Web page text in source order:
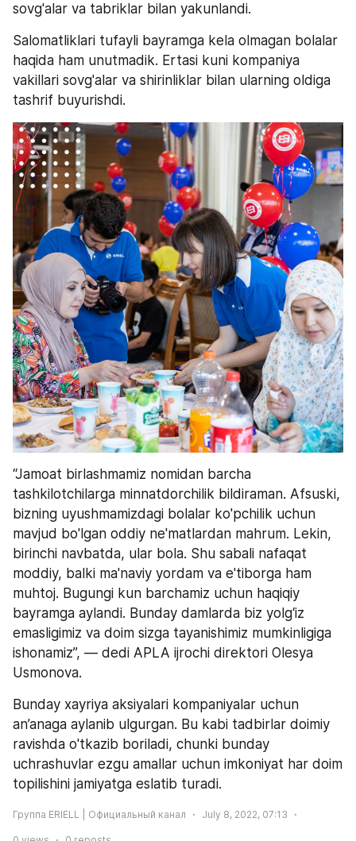
sovg'alar va tabriklar bilan yakunlandi.
Salomatliklari tufayli bayramga kela olmagan bolalar
haqida ham unutmadik. Ertasi kuni kompaniya
vakillari sovg'alar va shirinliklar bilan ularning oldiga
tashrif buyurishdi.
“Jamoat birlashmamiz nomidan barcha
tashkilotchilarga minnatdorchilik bildiraman. Afsuski,
bizning uyushmamizdagi bolalar ko'pchilik uchun
mavjud bo'lgan oddiy ne'matlardan mahrum. Lekin,
birinchi navbatda, ular bola. Shu sabali nafaqat
moddiy, balki ma'naviy yordam va e'tiborga ham
muhtoj. Bugungi kun barchamiz uchun haqiqiy
bayramga aylandi. Bunday damlarda biz yolg‘iz
emasligimiz va doim sizga tayanishimiz mumkinligiga
ishonamiz”, — dedi APLA ijrochi direktori Olesya
Usmonova.
Bunday xayriya aksiyalari kompaniyalar uchun
an’anaga aylanib ulgurgan. Bu kabi tadbirlar doimiy
ravishda o'tkazib boriladi, chunki bunday
uchrashuvlar ezgu amallar uchun imkoniyat har doim
topilishini jamiyatga eslatib turadi.
Группа ERIELL | Официальный канал July 8, 2022, 07:13